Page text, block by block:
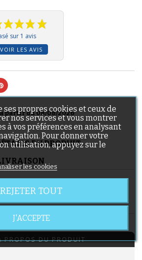
sur 1 avis
VOIR LES AVIS
partir du 08/08/2026
DU PRODUIT
Taxi Speedi SX, 255x50
PROPOS DU PRODUIT
ses propres cookies et ceux de
nos services et vous montrer
à vos préférences en analysant
Pour donner votre
utilisation, appuyez sur le
les cookies
REJETER TOUT
J'ACCEPTE